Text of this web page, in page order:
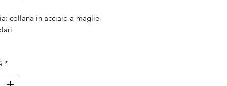
collana in acciaio a maglie
decorato con fiori veri
*